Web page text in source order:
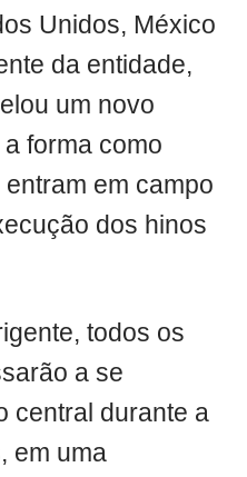
Unidos, México
da entidade,
um novo
forma como
em campo
dos hinos
todos os
a se
central durante a
em uma